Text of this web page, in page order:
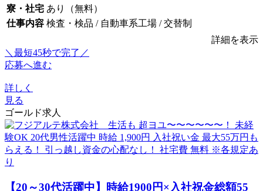
寮・社宅 あり（無料）
仕事内容 検査・検品 / 自動車系工場 / 交替制
詳細を表示
＼最短45秒で完了／
応募へ進む
詳しく
見る
ゴールド求人
【20～30代活躍中】時給1900円×入社祝金総額55